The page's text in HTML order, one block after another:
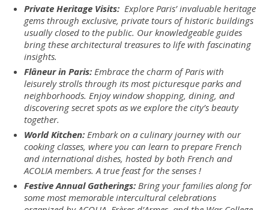
Private Heritage Visits: Explore Paris’ invaluable heritage
gems through exclusive, private tours of historic buildings
usually closed to the public. Our knowledgeable guides
bring these architectural treasures to life with fascinating
insights.
Flâneur in Paris: Embrace the charm of Paris with
leisurely strolls through its most picturesque parks and
neighborhoods. Enjoy window shopping, dining, and
discovering secret spots as we explore the city’s beauty
together.
World Kitchen: Embark on a culinary journey with our
cooking classes, where you can learn to prepare French
and international dishes, hosted by both French and
ACOLIA members. A true feast for the senses !
Festive Annual Gatherings: Bring your families along for
some most memorable intercultural celebrations